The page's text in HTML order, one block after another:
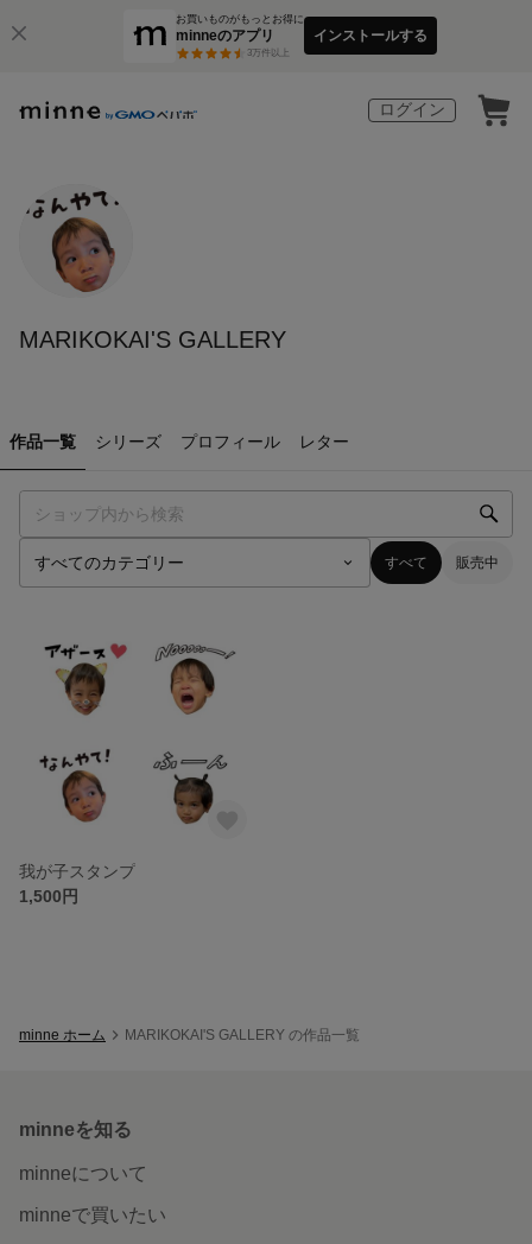
お買いものがもっとお得に
minneのアプリ
3万件以上
インストールする
ログイン
MARIKOKAI'S GALLERY
作品一覧 シリーズ プロフィール レター
すべて 販売中
我が子スタンプ
1,500円
minne ホーム MARIKOKAI'S GALLERY の作品一覧
minneを知る
minneについて
minneで買いたい